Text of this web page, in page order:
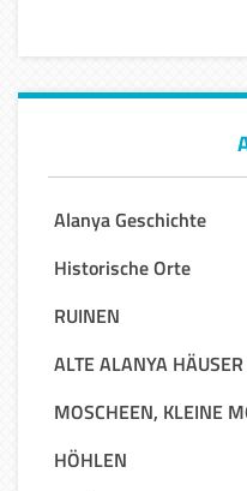
Alanya Geschichte
Historische Orte
RUINEN
ALTE ALANYA HÄUSER
MOSCHEEN, KLEINE
HÖHLEN